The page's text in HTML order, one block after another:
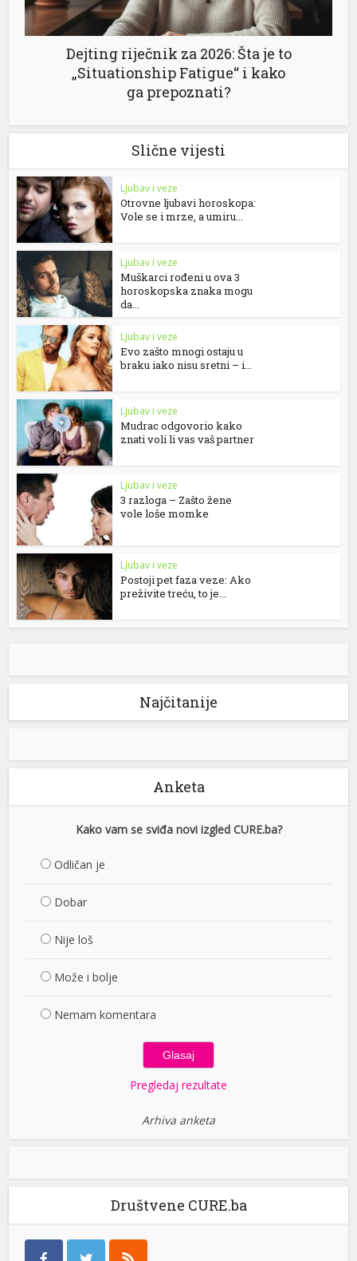
Dejting riječnik za 2026: Šta je to
„Situationship Fatigue“ i kako
ga prepoznati?
Slične vijesti
Ljubav i veze
Otrovne ljubavi horoskopa:
Vole se i mrze, a umiru...
Ljubav i veze
Muškarci rođeni u ova 3
horoskopska znaka mogu
da...
Ljubav i veze
Evo zašto mnogi ostaju u
braku iako nisu sretni – i...
Ljubav i veze
Mudrac odgovorio kako
znati voli li vas vaš partner
Ljubav i veze
3 razloga – Zašto žene
vole loše momke
Ljubav i veze
Postoji pet faza veze: Ako
preživite treću, to je...
Najčitanije
Anketa
Kako vam se sviđa novi izgled CURE.ba?
Odličan je
Dobar
Nije loš
Može i bolje
Nemam komentara
Pregledaj rezultate
Arhiva anketa
Društvene CURE.ba